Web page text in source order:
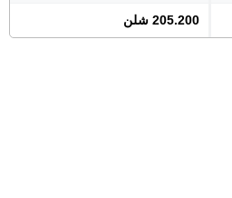
205.200 شلن